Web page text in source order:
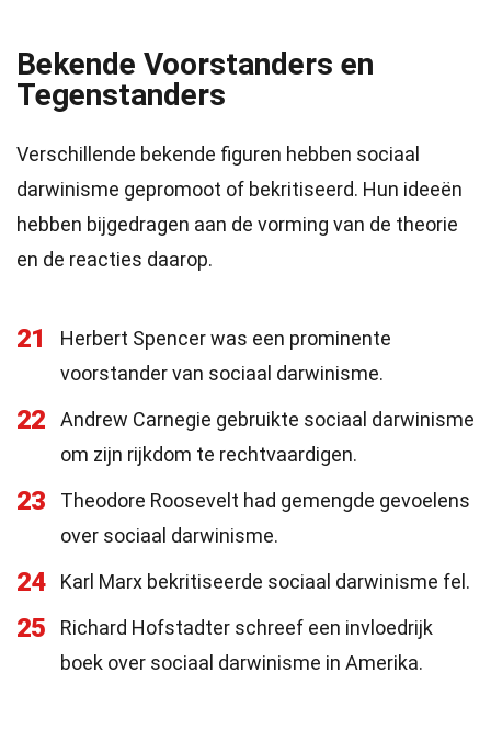
Bekende Voorstanders en
Tegenstanders
Verschillende bekende figuren hebben sociaal
darwinisme gepromoot of bekritiseerd. Hun ideeën
hebben bijgedragen aan de vorming van de theorie
en de reacties daarop.
21
Herbert Spencer was een prominente
voorstander van sociaal darwinisme.
22
Andrew Carnegie gebruikte sociaal darwinisme
om zijn rijkdom te rechtvaardigen.
23
Theodore Roosevelt had gemengde gevoelens
over sociaal darwinisme.
24 Karl Marx bekritiseerde sociaal darwinisme fel.
25
Richard Hofstadter schreef een invloedrijk
boek over sociaal darwinisme in Amerika.